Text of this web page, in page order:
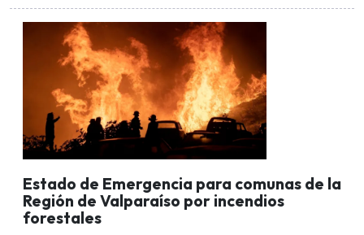
Estado de Emergencia para comunas de la
Región de Valparaíso por incendios
forestales